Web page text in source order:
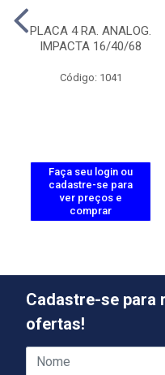
PLACA 4 RA. ANALOG.
IMPACTA 16/40/68
Código: 1041
Faça seu login ou
cadastre-se para
ver preços e
comprar
Cadastre-se para
ofertas!